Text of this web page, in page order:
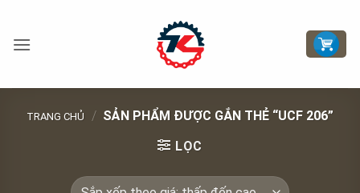
nội
TRANG CHỦ / SẢN PHẨM ĐƯỢC GẮN THẺ “UCF 206”
LỌC